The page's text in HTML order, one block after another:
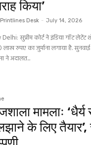
किया’
Desk - July 14, 2026
सुप्रीम कोर्ट ने इंडिया गॉट
लाख रुपए का जुर्माना लगाया है.
ने अदालत...
मामलाः
के लिए तैयार’,